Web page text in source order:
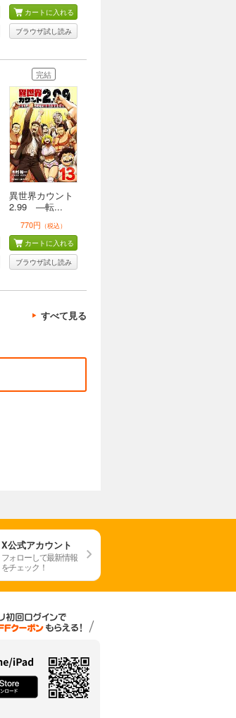
カートに入れる
ブラウザ試し読み
完結
異世界カウント
2.99 ―転...
770円 （税込）
カートに入れる
ブラウザ試し読み
すべて見る
X公式アカウント
フォローして最新情報
をチェック！